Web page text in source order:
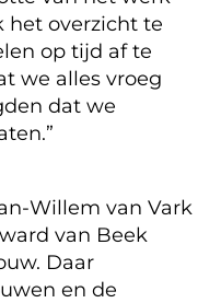
het overzicht te
op tijd af te
we alles vroeg
dat we
Willem van Vark
van Beek
Daar
en de